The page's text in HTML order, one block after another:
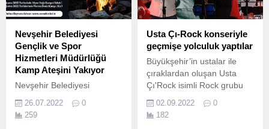
eşsiz performanslarıyla
anıyor.
Nevşehir Belediyesi
Gençlik ve Spor
Hizmetleri Müdürlüğü
Kamp Ateşini Yakıyor
Nevşehir Belediyesi
kız ve erkek öğrenciler için
Mersin Deniz Kampı ve
26.07.2022
0
259
Usta Çı-Rock konseriyle
geçmişe yolculuk yaptılar
Büyükşehir’in ustalar ile
çıraklardan oluşan Usta
Çı'Rock isimli Rock grubu
vatandaşları coşturdu
Kocaeli Büyükşehir
02.09.2022
0
182